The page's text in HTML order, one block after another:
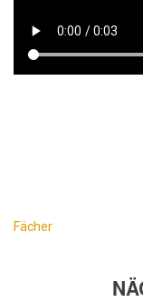
Fächer